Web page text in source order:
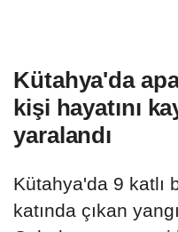
Kütahya'da
kişi hayatını
yaralandı
Kütahya'da 9 katlı
katında çıkan